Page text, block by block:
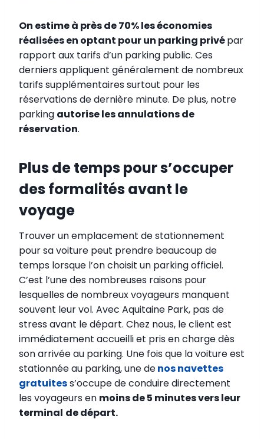
On estime à près de 70% les économies
réalisées en optant pour un parking privépar
rapport aux tarifs d’un parking public. Ces
derniers appliquent généralement de nombreux
tarifs supplémentaires surtout pour les
réservations de dernière minute. De plus, notre
parking autorise les annulations de
réservation.
Plus de temps pour s’occuper
des formalités avant le
voyage
Trouver un emplacement de stationnement
pour sa voiture peut prendre beaucoup de
temps lorsque l’on choisit un parking officiel.
C’est l’une des nombreuses raisons pour
lesquelles de nombreux voyageurs manquent
souvent leur vol. Avec Aquitaine Park, pas de
stress avant le départ. Chez nous, le client est
immédiatement accueilli et pris en charge dès
son arrivée au parking. Une fois que la voiture est
stationnée au parking, une denos navettes
gratuitess’occupe de conduire directement
les voyageurs en moins de 5 minutes vers leur
terminal de départ.